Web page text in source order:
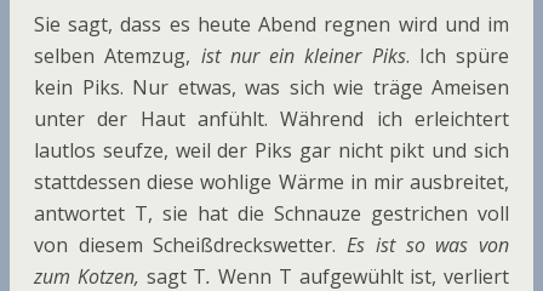
Sie sagt, dass es heute Abend regnen wird und im
selben Atemzug, ist nur ein kleiner Piks. Ich spüre
kein Piks. Nur etwas, was sich wie träge Ameisen
unter der Haut anfühlt. Während ich erleichtert
lautlos seufze, weil der Piks gar nicht pikt und sich
stattdessen diese wohlige Wärme in mir ausbreitet,
antwortet T, sie hat die Schnauze gestrichen voll
von diesem Scheißdreckswetter.Es ist so was von
zum Kotzen, sagt T. Wenn T aufgewühlt ist, verliert